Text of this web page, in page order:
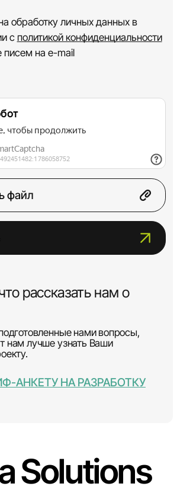
обработку личных данных в
с политикой конфиденциальности
писем на e-mail
файл
рассказать нам о
нами вопросы,
нам лучше узнать Ваши
АНКЕТУ НА РАЗРАБОТКУ
Solutions